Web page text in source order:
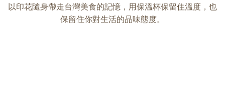
以印花隨身帶走台灣美食的記憶，用保溫杯保留住溫度，也
保留住你對生活的品味態度。